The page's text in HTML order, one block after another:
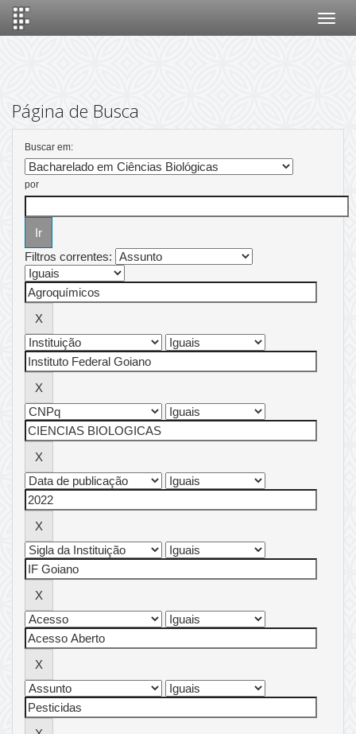
Página de Busca
Buscar em:
por
Filtros correntes: